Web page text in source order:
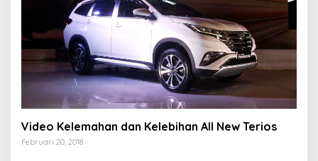
Video Kelemahan dan Kelebihan All New Terios
Februari 20, 2018